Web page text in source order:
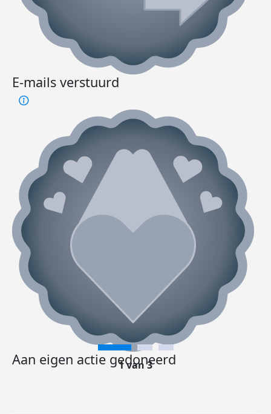
E-mails verstuurd
Aan eigen actie gedoneerd
1 van 3